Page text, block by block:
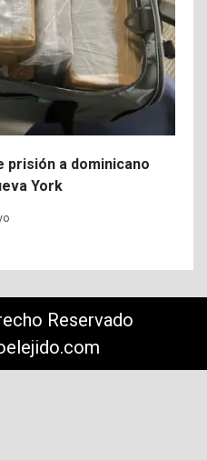
prisión a dominicano
York
Reservado